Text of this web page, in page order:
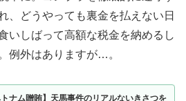
、どうやっても裏金を払えない日
いしばって高額な税金を納めるし
例外はありますが…。
トナム贈賄】天馬事件のリアルないきさつを